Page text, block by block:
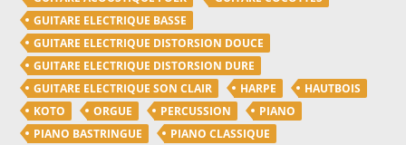
GUITARE ELECTRIQUE BASSE
GUITARE ELECTRIQUE DISTORSION DOUCE
GUITARE ELECTRIQUE DISTORSION DURE
GUITARE ELECTRIQUE SON CLAIR
HARPE
HAUTBOIS
KOTO
ORGUE PERCUSSION
PIANO
PIANO BASTRINGUE
PIANO CLASSIQUE